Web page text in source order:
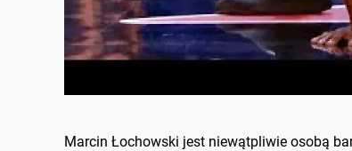
Marcin Łochowski jest niewątpliwie osobą